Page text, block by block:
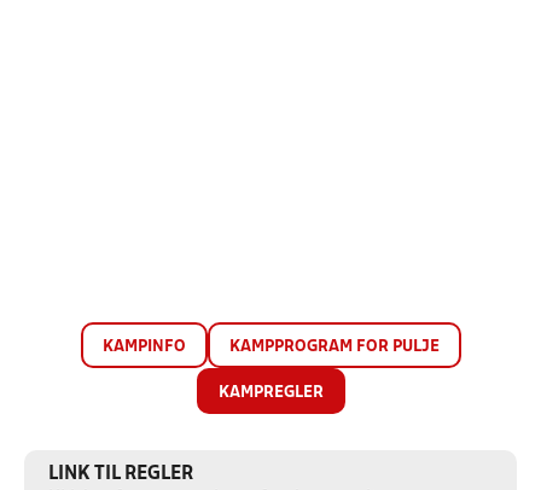
KAMPINFO KAMPPROGRAM FOR PULJE
KAMPREGLER
LINK TIL REGLER